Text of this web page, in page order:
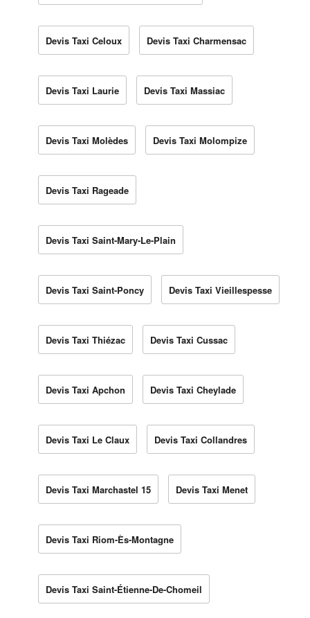
Devis Taxi Celoux Devis Taxi Charmensac
Devis Taxi Laurie Devis Taxi Massiac
Devis Taxi Molèdes Devis Taxi Molompize
Devis Taxi Rageade
Devis Taxi Saint-Mary-Le-Plain
Devis Taxi Saint-Poncy Devis Taxi Vieillespesse
Devis Taxi Thiézac Devis Taxi Cussac
Devis Taxi Apchon Devis Taxi Cheylade
Devis Taxi Le Claux Devis Taxi Collandres
Devis Taxi Marchastel 15 Devis Taxi Menet
Devis Taxi Riom-Ès-Montagne
Devis Taxi Saint-Étienne-De-Chomeil